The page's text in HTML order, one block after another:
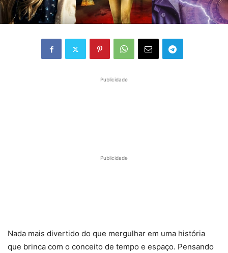
Publicidade
Publicidade
Nada mais divertido do que mergulhar em uma história
que brinca com o conceito de tempo e espaço. Pensando